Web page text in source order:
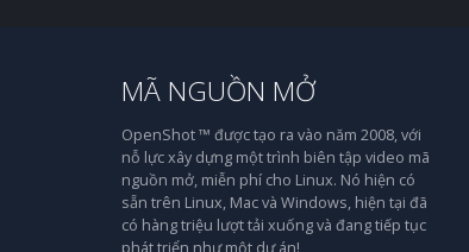
MÃ NGUỒN MỞ
OpenShot ™ được tạo ra vào năm 2008, với
nỗ lực xây dựng một trình biên tập video mã
nguồn mở, miễn phí cho Linux. Nó hiện có
sẵn trên Linux, Mac và Windows, hiện tại đã
có hàng triệu lượt tải xuống và đang tiếp tục
phát triển như một dự án!